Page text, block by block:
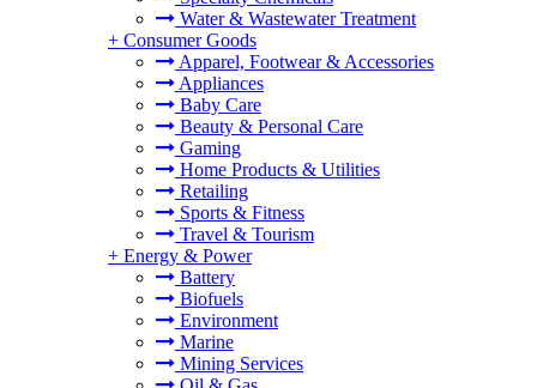
Water & Wastewater Treatment
+ Consumer Goods
Apparel, Footwear & Accessories
Appliances
Baby Care
Beauty & Personal Care
Gaming
Home Products & Utilities
Retailing
Sports & Fitness
Travel & Tourism
+ Energy & Power
Battery
Biofuels
Environment
Marine
Mining Services